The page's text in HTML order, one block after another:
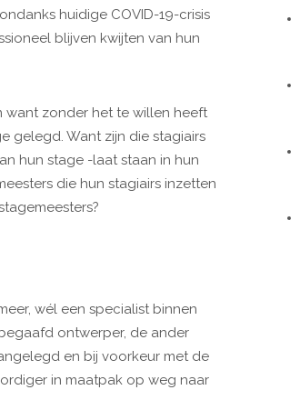
huidige COVID-19-crisis
blijven kwijten van hun
want zonder het te willen heeft
gelegd. Want zijn die stagiairs
hun stage -laat staan in hun
die hun stagiairs inzetten
wél een specialist binnen
ontwerper, de ander
en bij voorkeur met de
in maatpak op weg naar